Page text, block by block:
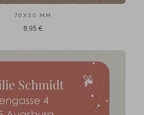
70X30 MM
8,95 €